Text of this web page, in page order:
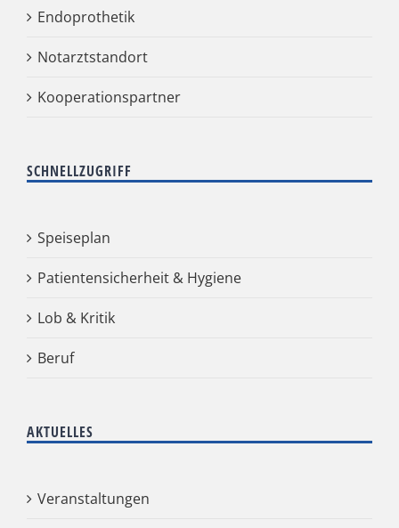
Endoprothetik
Notarztstandort
Kooperationspartner
SCHNELLZUGRIFF
Speiseplan
Patientensicherheit & Hygiene
Lob & Kritik
Beruf
AKTUELLES
Veranstaltungen